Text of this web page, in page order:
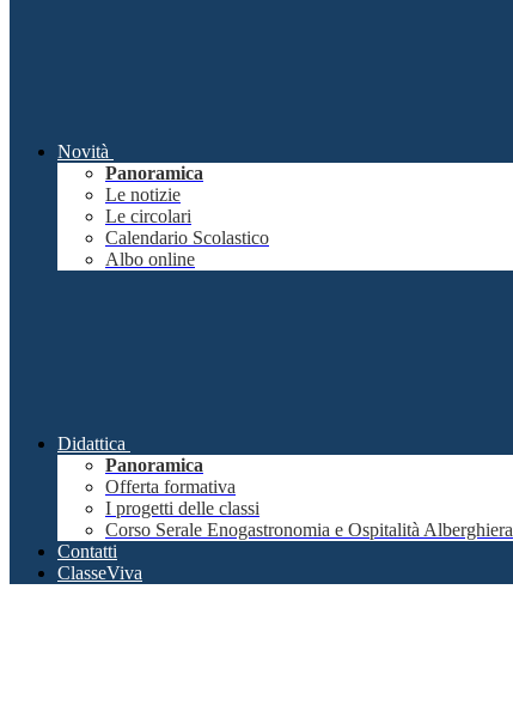
Novità
Panoramica
Le notizie
Le circolari
Calendario Scolastico
Albo online
Didattica
Panoramica
Offerta formativa
I progetti delle classi
Corso Serale Enogastronomia e Ospitalità Alberghiera
Contatti
ClasseViva